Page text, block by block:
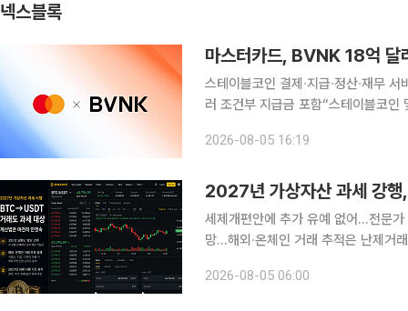
넥스블록
마스터카드, BVNK 18억 달
스테이블코인 결제∙지급∙정산∙재무 서비스로 확대 블록체인 기반 결제 사
러 조건부 지급금 포함“스테이블코인 및 토큰화 자산 활
시각) 글로벌 카드사 마스터카드가 스
2026-08-05 16:19
2027년 가상자산 과세 강행
세제개편안에 추가 유예 없어…전문
망…해외·온체인 거래 추적은 난제거
‘2026년 세제개편안’에 추가 과세
2026-08-05 06:00